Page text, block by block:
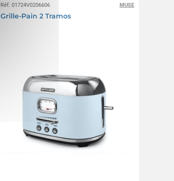
MUSE
Réf. 01724V0206606
Grille-Pain 2 Tramos